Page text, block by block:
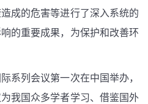
成的危害等进行了深入系统的
的重要成果，为保护和改善环
系列会议第一次在中国举办，
我国众多学者学习、借鉴国外